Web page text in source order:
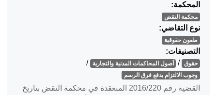
المحكمة:
محكمة النقض
نوع التقاضي:
طعون حقوقية
التصنيفات:
حقوق / أصول المحاكمات المدنية والتجارية /
وجوب الالتزام بدفع فرق الرسم
القضية رقم ‎220‏/‎2016‏ المنعقدة في محكمة النقض بتاريخ